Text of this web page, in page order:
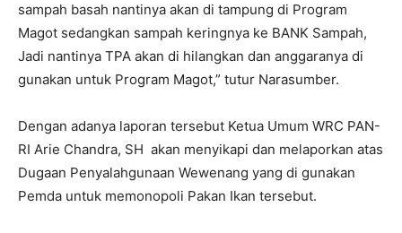
sampah basah nantinya akan di tampung di Program
Magot sedangkan sampah keringnya ke BANK Sampah,
Jadi nantinya TPA akan di hilangkan dan anggaranya di
gunakan untuk Program Magot,” tutur Narasumber.
Dengan adanya laporan tersebut Ketua Umum WRC PAN-
RI Arie Chandra, SH akan menyikapi dan melaporkan atas
Dugaan Penyalahgunaan Wewenang yang di gunakan
Pemda untuk memonopoli Pakan Ikan tersebut.